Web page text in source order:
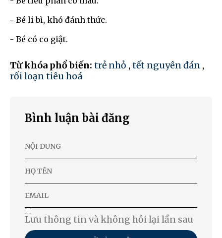
- Bé li bì, khó đánh thức.
- Bé có co giật.
Từ khóa phổ biến: trẻ nhỏ , tết nguyên đán ,
rối loạn tiêu hoá
Bình luận bài đăng
Lưu thông tin và không hỏi lại lần sau